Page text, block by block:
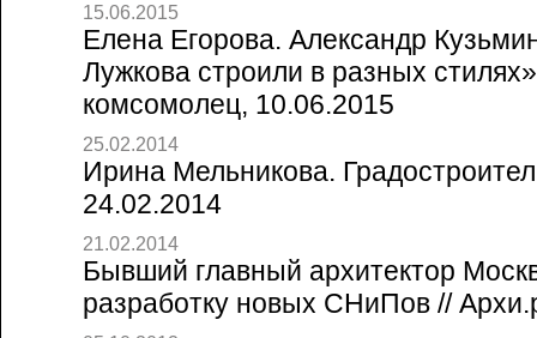
15.06.2015
Елена Егорова. Александр
Лужкова строили в разных
комсомолец, 10.06.2015
25.02.2014
Ирина Мельникова.
24.02.2014
21.02.2014
Бывший главный архитектор
разработку новых СНиПов //